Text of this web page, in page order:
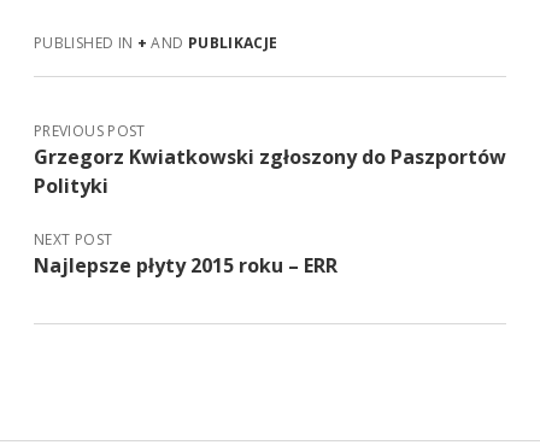
PUBLISHED IN + AND PUBLIKACJE
PREVIOUS POST
Grzegorz Kwiatkowski zgłoszony do Paszportów
Polityki
NEXT POST
Najlepsze płyty 2015 roku – ERR